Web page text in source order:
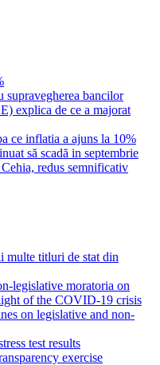
bancilor
explica de ce a majorat
ce inflatia a ajuns la 10%
să scadă in septembrie
redus semnificativ
multe titluri de stat din
legislative moratoria on
of the COVID-19 crisis
on legislative and non-
test results
exercise